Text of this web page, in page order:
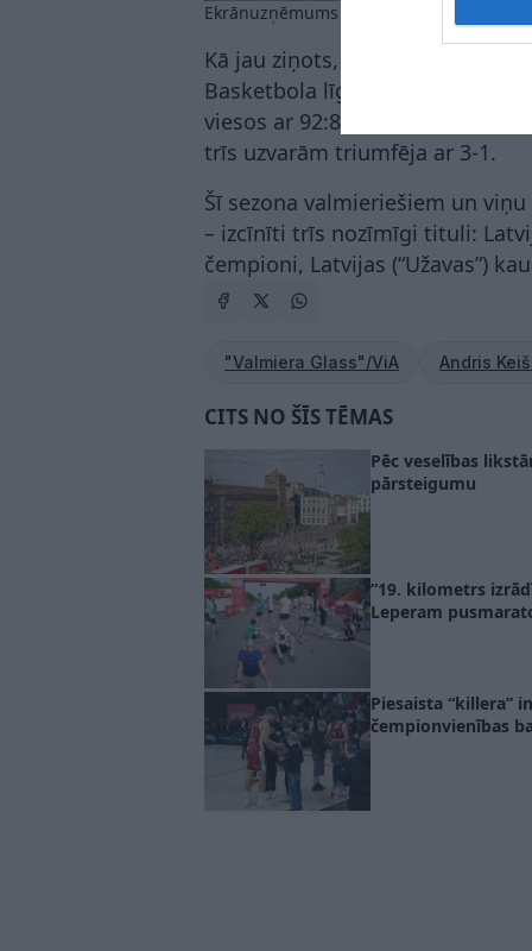
Ekrānuzņēmums no "Instagram"
Kā jau ziņots, “Valmiera Glass”/
Basketbola līgas (LBL)
viesos ar 92:89 (24:22, 20:28,
trīs uzvarām triumfēja ar 3-1.
Šī sezona valmieriešiem un
– izcīnīti trīs nozīmīgi tituli:
čempioni, Latvijas (“Užavas”)
"Valmiera Glass"/ViA Andris
CITS NO ŠĪS TĒMAS
Pēc veselības
pārsteigumu
“19. kilometrs
Leperam
Piesaista “killera”
čempionvienības